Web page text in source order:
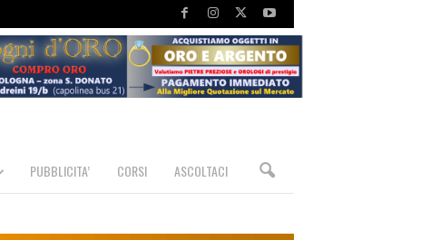
PUBBLICITA’ CORSI ASCOLTACI